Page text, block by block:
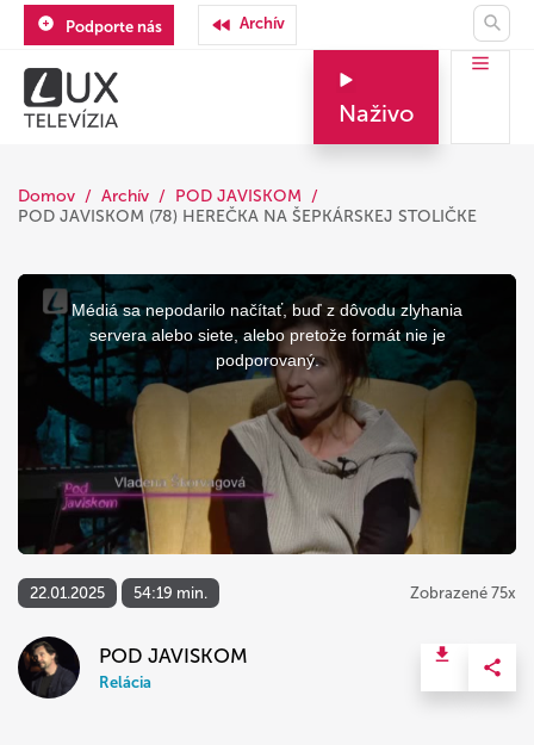
Podporte nás Archív
Naživo
Domov Archív
POD JAVISKOM
POD JAVISKOM (78) HEREČKA NA ŠEPKÁRSKEJ STOLIČKE
This
modal
window.
Médiá sa nepodarilo načítať, buď z dôvodu zlyhania
servera alebo siete, alebo pretože formát nie je
podporovaný.
22.01.2025 54:19 min. Zobrazené 75x
POD JAVISKOM
Relácia